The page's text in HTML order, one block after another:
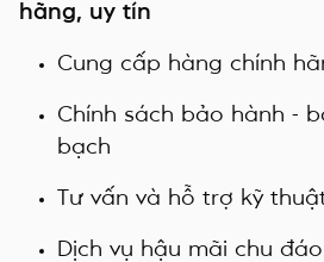
hãng, uy tín
Cung cấp hàng chính
Chính sách bảo hành -
bạch
Tư vấn và hỗ trợ kỹ
Dịch vụ hậu mãi chu đáo